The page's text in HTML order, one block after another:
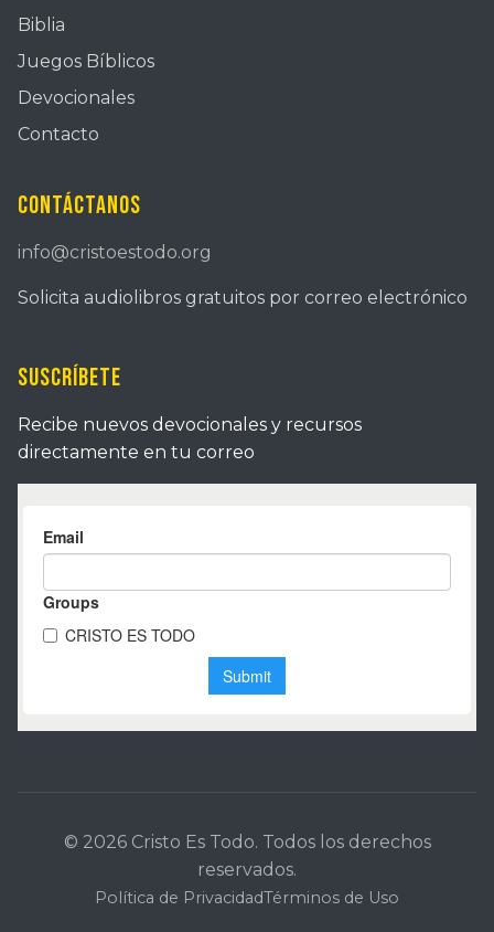
Biblia
Juegos Bíblicos
Devocionales
Contacto
Contáctanos
info@cristoestodo.org
Solicita audiolibros gratuitos por correo electrónico
Suscríbete
Recibe nuevos devocionales y recursos
directamente en tu correo
© 2026 Cristo Es Todo. Todos los derechos
reservados.
Política de PrivacidadTérminos de Uso